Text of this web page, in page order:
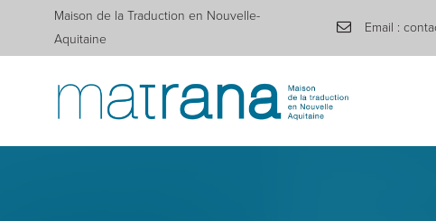
Maison de la Traduction en Nouvelle-
Aquitaine
Email :